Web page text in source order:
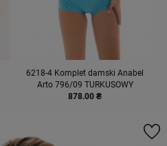
6218-4 Komplet damski Anabel
Arto 796/09 TURKUSOWY
878.00 ₴